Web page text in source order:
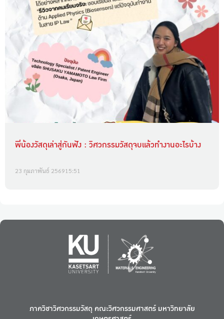
พี่น้องวัสดุเล่าสู่กันฟัง : วิศวกรรมวัสดุจบแล้วทำงานอะไรบ้าง
23 กุมภาพันธ์ 256915:51
ภาควิชาวิศวกรรมวัสดุ คณะวิศวกรรมศาสตร์ มหาวิทยาลัย